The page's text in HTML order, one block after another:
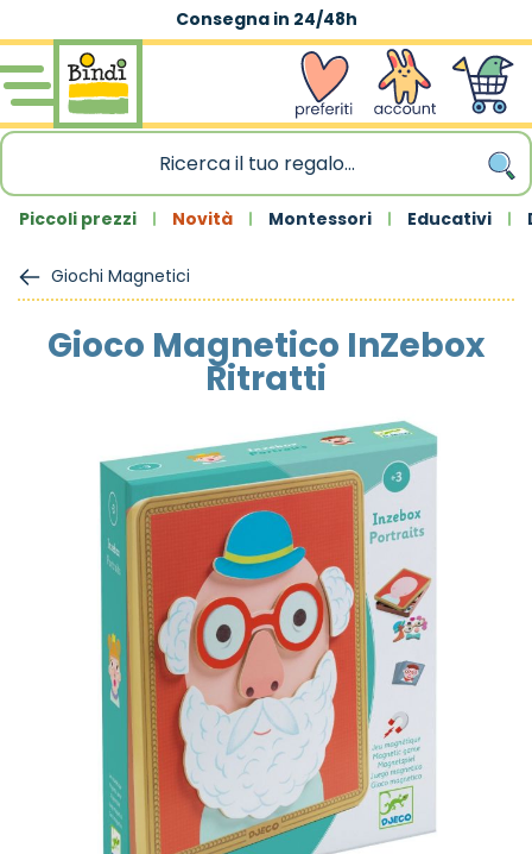
Consegna in 24/48h
Salta al contenuto
wishlist Account Carrello
Piccoli prezzi Novità Montessori Educativi
Giochi Magnetici
Gioco Magnetico InZebox
Ritratti